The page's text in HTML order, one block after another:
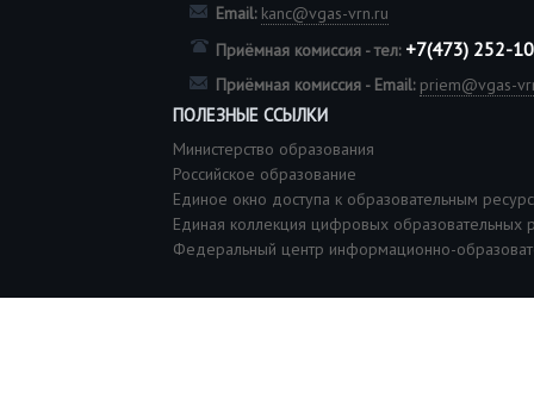
Email: kanc@vgas-vrn.ru
Приёмная комиссия - тел: +7(473) 252-
Приёмная комиссия - Email: priem@vgas-
ПОЛЕЗНЫЕ ССЫЛКИ
Министерство образования
Российское образование
Единое окно доступа к образовательным
Единая коллекция цифровых образовательных
Федеральный центр информационно-